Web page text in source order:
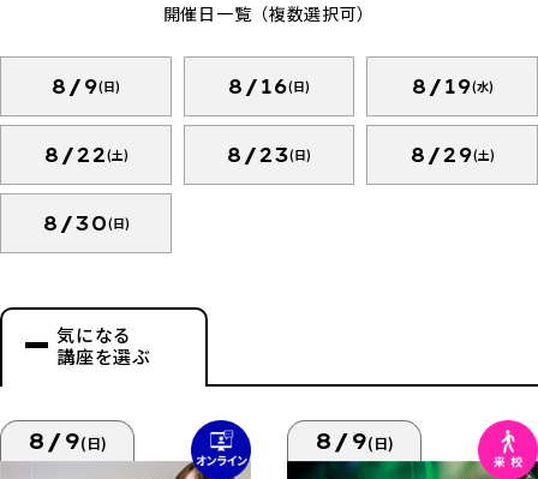
開催日一覧（複数選択可）
8/9(日) 8/16(日) 8/19(水)
8/22(土) 8/23(日) 8/29(土)
8/30(日)
気になる
講座を選ぶ
8/9(日) 8/9(日)